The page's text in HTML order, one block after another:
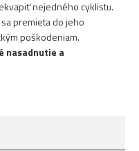
nejedného cyklistu.
premieta do jeho
poškodeniam.
nasadnutie a